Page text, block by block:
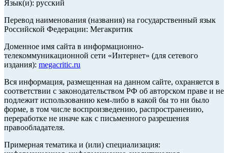
Язык(и): русский
Перевод наименования (названия) на государственный язык
Российской Федерации: Мегакритик
Доменное имя сайта в информационно-
телекоммуникационной сети «Интернет» (для сетевого
издания): megacritic.ru
Вся информация, размещенная на данном сайте, охраняется в
соответствии с законодательством РФ об авторском праве и не
подлежит использованию кем-либо в какой бы то ни было
форме, в том числе воспроизведению, распространению,
переработке не иначе как с письменного разрешения
правообладателя.
Примерная тематика и (или) специализация: